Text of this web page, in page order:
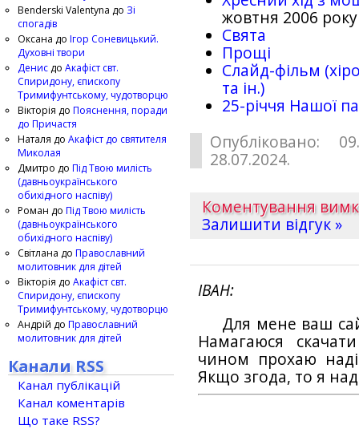
жовтня 2006 року
Свята
Прощі
Слайд-фільм
та ін.)
25-рiччя Нашої
Опубліковано:
28.07.2024.
Коментування
Залишити відгук »
ІВАН
Для мене ваш
Намагаюся
чином прохаю
Якщо згода, то я
Benderski Valentyna до Зі
спогадів
Оксана до Ігор Соневицький.
Духовні твори
Денис до Акафіст свт.
Спиридону, єпископу
Тримифунтському, чудотворцю
Вікторія до Пояснення, поради
до Причастя
Наталя до Акафіст до святителя
Миколая
Дмитро до Під Твою милість
(давньоукраїнського
обихідного наспіву)
Роман до Під Твою милість
(давньоукраїнського
обихідного наспіву)
Світлана до Православний
молитовник для дітей
Вікторія до Акафіст свт.
Спиридону, єпископу
Тримифунтському, чудотворцю
Андрій до Православний
молитовник для дітей
Канали RSS
Канал публікацій
Канал коментарів
Що таке RSS?